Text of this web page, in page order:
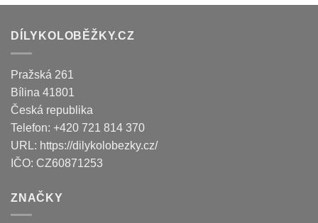
DÍLYKOLOBĚŽKY.CZ
Pražská 261
Bílina 41801
Česká republika
Telefon: +420 721 814 370
URL: https://dilykolobezky.cz/
IČO: CZ60871253
ZNAČKY